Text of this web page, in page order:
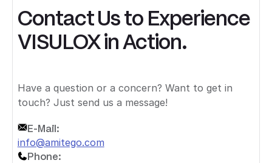
Contact Us to Experience
VISULOX in Action.
Have a question or a concern? Want to get in
touch? Just send us a message!
E-Mail:
info@amitego.com
Phone: